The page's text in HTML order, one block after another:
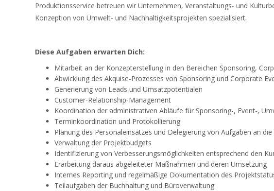
Produktionsservice betreuen wir Unternehmen, Veranstaltungs- und
Konzeption von Umwelt- und Nachhaltigkeitsprojekten spezialisiert.
Diese Aufgaben erwarten Dich:
Mitarbeit an der Konzepterstellung in den Bereichen Sponsoring,
Abwicklung des Akquise-Prozesses von Sponsoring und Corporate
Generierung von Leads und Umsatzpotentialen
Customer-Relationship-Management
Koordination der administrativen Abläufe für Sponsoring-, Event-,
Terminkoordination und Protokollierung
Planung des Personaleinsatzes und Delegierung von Aufgaben an
Verwaltung der Projektbudgets
Identifizierung von Verbesserungsmöglichkeiten entsprechend den
Erarbeitung daraus abgeleiteter Maßnahmen und deren Umsetzung
Internes Reporting und regelmäßige Dokumentation des
Teilaufgaben der Buchhaltung und Büroverwaltung